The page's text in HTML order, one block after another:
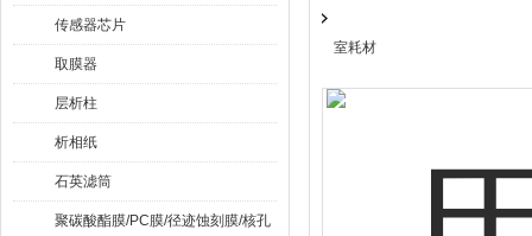
传感器芯片
取膜器
层析柱
析相纸
石英滤筒
聚碳酸酯膜/PC膜/径迹蚀刻膜/核孔
室耗材